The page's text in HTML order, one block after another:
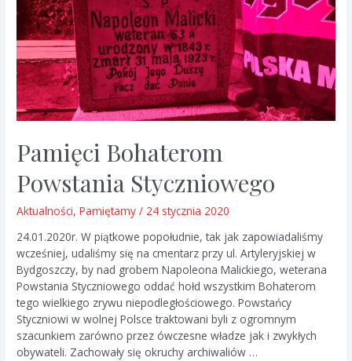
Pamięci Bohaterom
Powstania Styczniowego
Aktualności,Pamiętamy / 24 stycznia 2020
24.01.2020r. W piątkowe popołudnie, tak jak zapowiadaliśmy
wcześniej, udaliśmy się na cmentarz przy ul. Artyleryjskiej w
Bydgoszczy, by nad grobem Napoleona Malickiego, weterana
Powstania Styczniowego oddać hołd wszystkim Bohaterom
tego wielkiego zrywu niepodległościowego. Powstańcy
Styczniowi w wolnej Polsce traktowani byli z ogromnym
szacunkiem zarówno przez ówczesne władze jak i zwykłych
obywateli. Zachowały się okruchy archiwaliów …